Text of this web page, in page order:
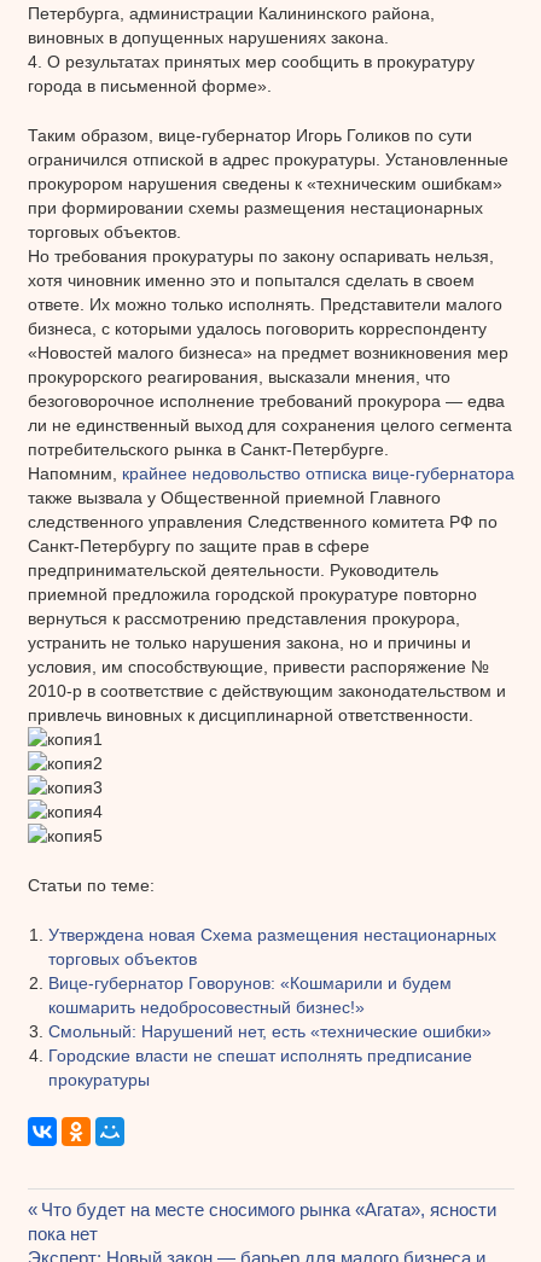
Петербурга, администрации Калининского района,
виновных в допущенных нарушениях закона.
4. О результатах принятых мер сообщить в прокуратуру
города в письменной форме».
Таким образом, вице-губернатор Игорь Голиков по сути
ограничился отпиской в адрес прокуратуры. Установленные
прокурором нарушения сведены к «техническим ошибкам»
при формировании схемы размещения нестационарных
торговых объектов.
Но требования прокуратуры по закону оспаривать нельзя,
хотя чиновник именно это и попытался сделать в своем
ответе. Их можно только исполнять. Представители малого
бизнеса, с которыми удалось поговорить корреспонденту
«Новостей малого бизнеса» на предмет возникновения мер
прокурорского реагирования, высказали мнения, что
безоговорочное исполнение требований прокурора — едва
ли не единственный выход для сохранения целого сегмента
потребительского рынка в Санкт-Петербурге.
Напомним, крайнее недовольство отписка вице-губернатора
также вызвала у Общественной приемной Главного
следственного управления Следственного комитета РФ по
Санкт-Петербургу по защите прав в сфере
предпринимательской деятельности. Руководитель
приемной предложила городской прокуратуре повторно
вернуться к рассмотрению представления прокурора,
устранить не только нарушения закона, но и причины и
условия, им способствующие, привести распоряжение №
2010-р в соответствие с действующим законодательством и
привлечь виновных к дисциплинарной ответственности.
Статьи по теме:
Утверждена новая Схема размещения нестационарных
торговых объектов
Вице-губернатор Говорунов: «Кошмарили и будем
кошмарить недобросовестный бизнес!»
Смольный: Нарушений нет, есть «технические ошибки»
Городские власти не спешат исполнять предписание
прокуратуры
Навигация
Предыдущая
запись:
Что будет на месте сносимого рынка «Агата», ясности
пока нет